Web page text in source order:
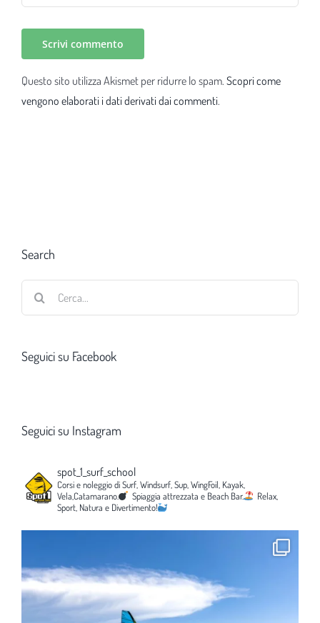
Questo sito utilizza Akismet per ridurre lo spam. Scopri come
vengono elaborati i dati derivati dai commenti.
Search
Seguici su Facebook
Seguici su Instagram
spot_1_surf_school
Corsi e noleggio di Surf, Windsurf, Sup, WingFoil, Kayak,
Vela,Catamarano.
Spiaggia attrezzata e Beach Bar.
Relax,
Sport, Natura e Divertimento!